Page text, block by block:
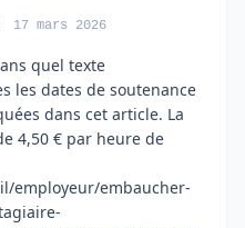
17 mars 2026
quel texte
les dates de soutenance
dans cet article. La
4,50 € par heure de
employeur/embaucher-